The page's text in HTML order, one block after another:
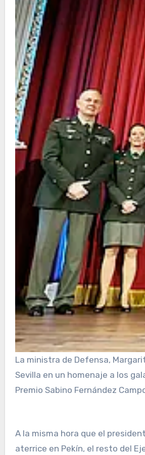
La ministra de Defensa,
Sevilla en un homenaje a los
Premio Sabino Fernández
A la misma hora que el presidente del Gobierno
aterrice en Pekín, el resto del